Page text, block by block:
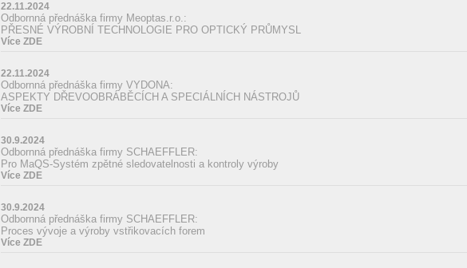
22.11.2024
Odbornná přednáška firmy Meoptas.r.o.:
PŘESNÉ VÝROBNÍ TECHNOLOGIE PRO OPTICKÝ PRŮMYSL
Více ZDE
22.11.2024
Odbornná přednáška firmy VYDONA:
ASPEKTY DŘEVOOBRÁBĚCÍCH A SPECIÁLNÍCH NÁSTROJŮ
Více ZDE
30.9.2024
Odbornná přednáška firmy SCHAEFFLER:
Pro MaQS-Systém zpětné sledovatelnosti a kontroly výroby
Více ZDE
30.9.2024
Odbornná přednáška firmy SCHAEFFLER:
Proces vývoje a výroby vstřikovacích forem
Více ZDE